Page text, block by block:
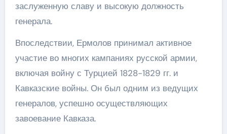
заслуженную славу и высокую должность
генерала.
Впоследствии, Ермолов принимал активное
участие во многих кампаниях русской армии,
включая войну с Турцией 1828-1829 гг. и
Кавказские войны. Он был одним из ведущих
генералов, успешно осуществляющих
завоевание Кавказа.